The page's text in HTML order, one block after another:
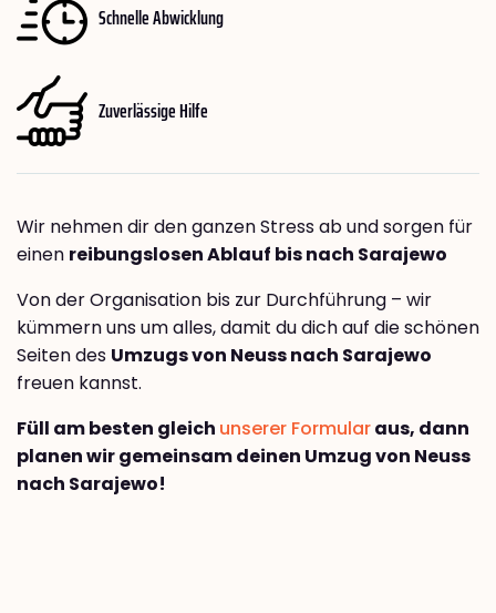
Schnelle Abwicklung
Zuverlässige Hilfe
Wir nehmen dir den ganzen Stress ab und sorgen für
einen reibungslosen Ablauf bis nach Sarajewo
Von der Organisation bis zur Durchführung – wir
kümmern uns um alles, damit du dich auf die schönen
Seiten des Umzugs von Neuss nach Sarajewo
freuen kannst.
Füll am besten gleich unserer Formularaus, dann
planen wir gemeinsam deinen Umzug von Neuss
nach Sarajewo!